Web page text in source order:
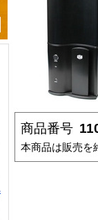
商品番号
本商品は販売を